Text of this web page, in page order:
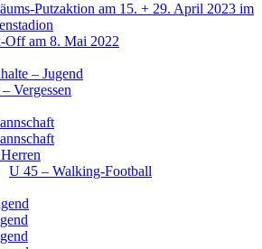
Putzaktion am 15. + 29. April 2023 im
Off am 8. Mai 2022
– Jugend
Vergessen
U 45 – Walking-Football